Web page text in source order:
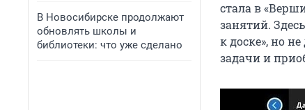
В Новосибирске продолжают
обновлять школы и
библиотеки: что уже сделано
стала в
занятий.
к доске», но
задачи и